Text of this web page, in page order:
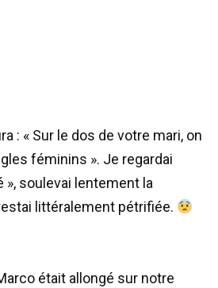
: « Sur le dos de votre mari, on
féminins ». Je regardai
», soulevai lentement la
littéralement pétrifiée.
était allongé sur notre